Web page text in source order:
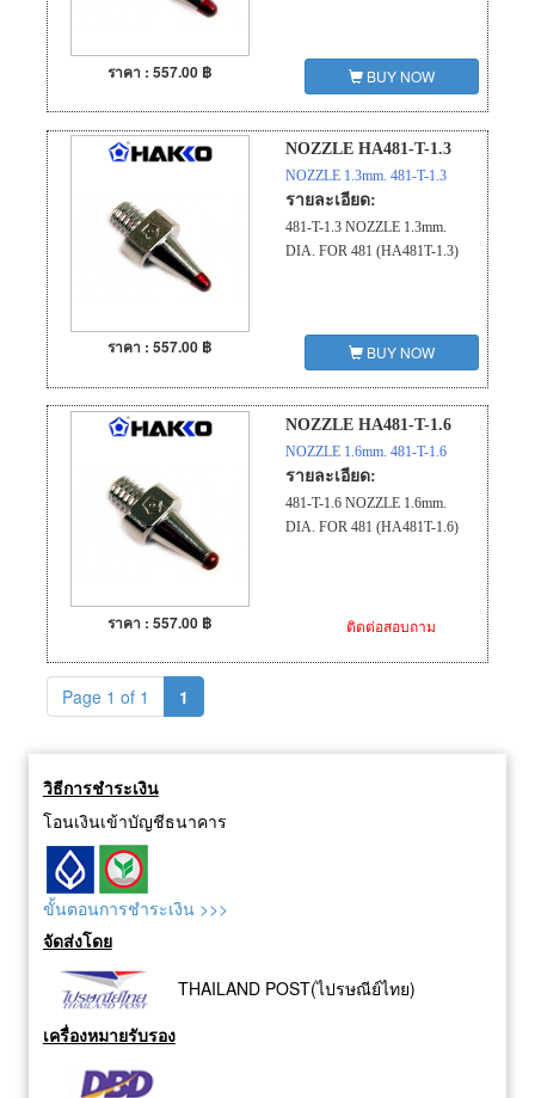
ราคา : 557.00 ฿ BUY NOW
NOZZLE HA481-T-1.3
NOZZLE 1.3mm. 481-T-1.3
รายละเอียด:
481-T-1.3 NOZZLE 1.3mm.
DIA. FOR 481 (HA481T-1.3)
ราคา : 557.00 ฿ BUY NOW
NOZZLE HA481-T-1.6
NOZZLE 1.6mm. 481-T-1.6
รายละเอียด:
481-T-1.6 NOZZLE 1.6mm.
DIA. FOR 481 (HA481T-1.6)
ราคา : 557.00 ฿ ติดต่อสอบถาม
Page 1 of 1 1
วิธีการชำระเงิน
โอนเงินเข้าบัญชีธนาคาร
ขั้นตอนการชำระเงิน >>>
จัดส่งโดย
THAILAND POST(ไปรษณีย์ไทย)
เครื่องหมายรับรอง